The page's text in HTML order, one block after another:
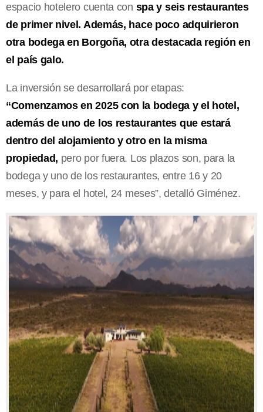
espacio hotelero cuenta con spa y seis restaurantes
de primer nivel. Además, hace poco adquirieron
otra bodega en Borgoña, otra destacada región en
el país galo.
La inversión se desarrollará por etapas:
“Comenzamos en 2025 con la bodega y el hotel,
además de uno de los restaurantes que estará
dentro del alojamiento y otro en la misma
propiedad, pero por fuera. Los plazos son, para la
bodega y uno de los restaurantes, entre 16 y 20
meses, y para el hotel, 24 meses”, detalló Giménez.